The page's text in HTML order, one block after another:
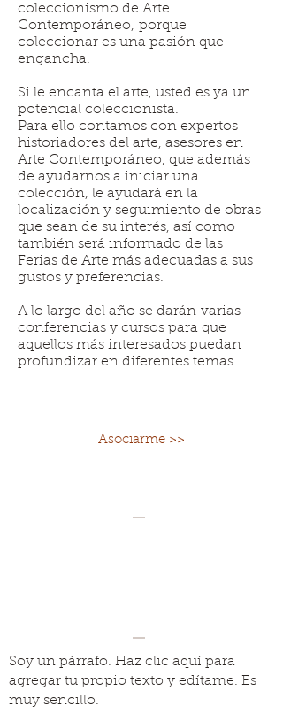
coleccionismo de Arte
Contemporáneo, porque
coleccionar es una pasión que
engancha.
Si le encanta el arte, usted es ya un
potencial coleccionista.
Para ello contamos con expertos
historiadores del arte, asesores en
Arte Contemporáneo, que además
de ayudarnos a iniciar una
colección, le ayudará en la
localización y seguimiento de obras
que sean de su interés, así como
también será informado de las
Ferias de Arte más adecuadas a sus
gustos y preferencias.
A lo largo del año se darán varias
conferencias y cursos para que
aquellos más interesados puedan
profundizar en diferentes temas.
Asociarme >>
Soy un párrafo. Haz clic aquí para
agregar tu propio texto y edítame. Es
muy sencillo.